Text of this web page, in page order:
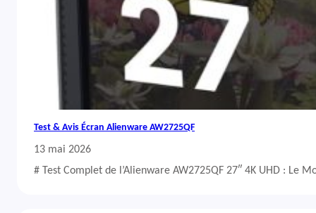
Test & Avis Écran Alienware AW2725QF
13 mai 2026
# Test Complet de l’Alienware AW2725QF 27″ 4K UHD : Le